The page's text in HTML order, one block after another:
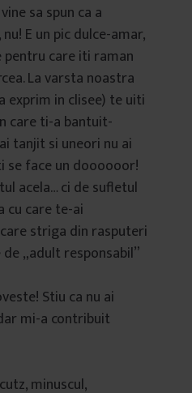
sa spun ca a
E un pic dulce-amar,
pentru care iti raman
La varsta noastra
exprim in clisee) te uiti
care ti-a bantuit-
tanjit si uneori nu ai
face un doooooor!
acela… ci de sufletul
cu care te-ai
striga din rasputeri
„adult responsabil”
Stiu ca nu ai
mi-a contribuit
minuscul,